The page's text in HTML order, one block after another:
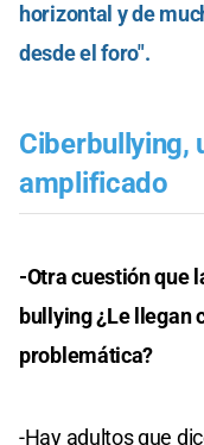
horizontal y de
desde el foro".
Ciberbullying,
amplificado
-Otra cuestión que
bullying ¿Le llegan
problemática?
-Hay adultos que